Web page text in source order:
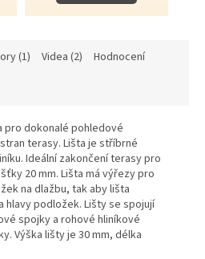
(1) Videa (2) Hodnocení
pro dokonalé pohledové
terasy. Lišta je stříbrné
Ideální zakončení terasy pro
20 mm. Lišta má výřezy pro
na dlažbu, tak aby lišta
hlavy podložek. Lišty se spojují
spojky a rohové hliníkové
Výška lišty je 30 mm, délka